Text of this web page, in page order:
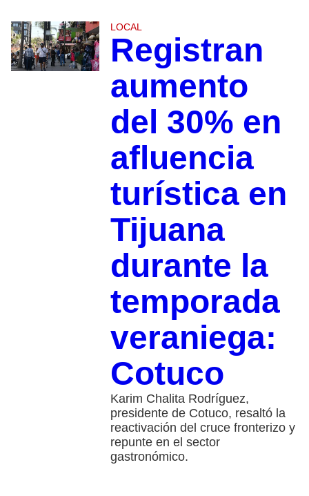
LOCAL
Registran
aumento
del 30% en
afluencia
turística en
Tijuana
durante la
temporada
veraniega:
Cotuco
Karim Chalita Rodríguez,
presidente de Cotuco, resaltó la
reactivación del cruce fronterizo y
repunte en el sector
gastronómico.